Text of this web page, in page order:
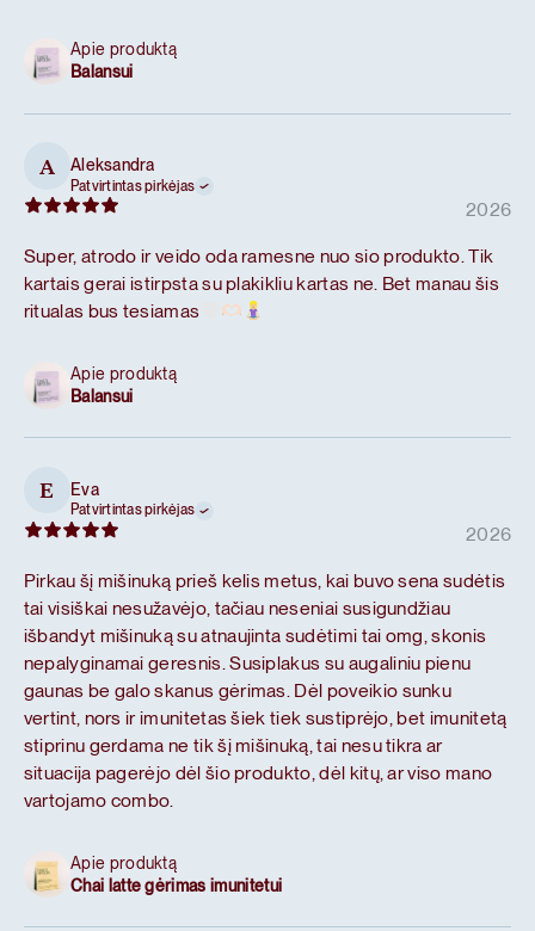
Apie produktą
Balansui
A Aleksandra
Patvirtintas pirkėjas
2026
Super, atrodo ir veido oda ramesne nuo sio produkto. Tik
kartais gerai istirpsta su plakikliu kartas ne. Bet manau šis
ritualas bus tesiamas
Apie produktą
Balansui
E Eva
Patvirtintas pirkėjas
2026
Pirkau šį mišinuką prieš kelis metus, kai buvo sena sudėtis
tai visiškai nesužavėjo, tačiau neseniai susigundžiau
išbandyt mišinuką su atnaujinta sudėtimi tai omg, skonis
nepalyginamai geresnis. Susiplakus su augaliniu pienu
gaunas be galo skanus gėrimas. Dėl poveikio sunku
vertint, nors ir imunitetas šiek tiek sustiprėjo, bet imunitetą
stiprinu gerdama ne tik šį mišinuką, tai nesu tikra ar
situacija pagerėjo dėl šio produkto, dėl kitų, ar viso mano
vartojamo combo.
Apie produktą
Chai latte gėrimas imunitetui